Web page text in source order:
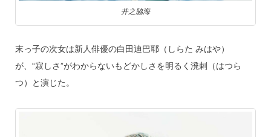
井之脇海
末っ子の次女は新人俳優の白田迪巴耶（しらた みはや）
が、“寂しさ”がわからないもどかしさを明るく溌剌（はつら
つ）と演じた。